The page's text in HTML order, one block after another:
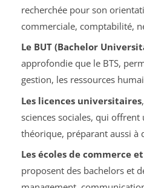
recherchée pour son
commerciale, comptabilité,
Le BUT (Bachelor
approfondie que le BTS,
gestion, les ressources
Les licences universitaires
sciences sociales, qui
théorique, préparant aussi à
Les écoles de commerce
proposent des bachelors et